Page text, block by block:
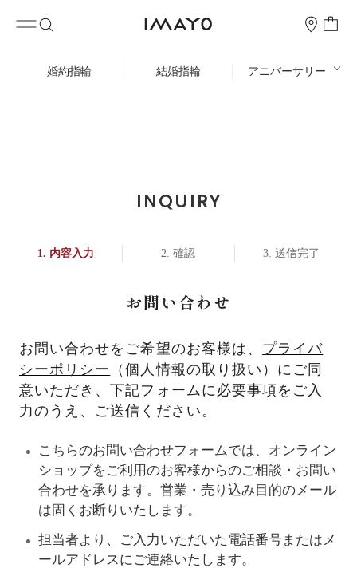
婚約指輪 結婚指輪 アニバーサリー
INQUIRY
内容入力 確認 送信完了
お問い合わせ
お問い合わせをご希望のお客様は、 プライバ
シーポリシー
（個人情報の取り扱い）にご同
意いただき、下記フォームに必要事項をご入
力のうえ、ご送信ください。
こちらのお問い合わせフォームでは、オンライン
ショップをご利用のお客様からのご相談・お問い
合わせを承ります。営業・売り込み目的のメール
は固くお断りいたします。
担当者より、ご入力いただいた電話番号またはメ
ールアドレスにご連絡いたします。